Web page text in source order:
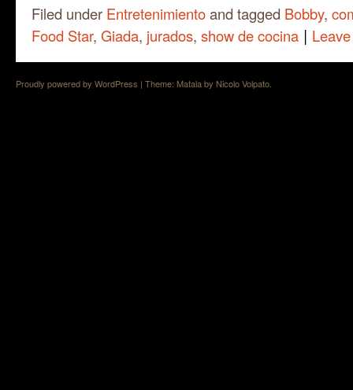
Filed under Entretenimientoand tagged Bobby,
Food Star, Giada, jurados, show de cocina |
Proudly powered by WordPress | Theme: Matala by Nicolo Volpato.